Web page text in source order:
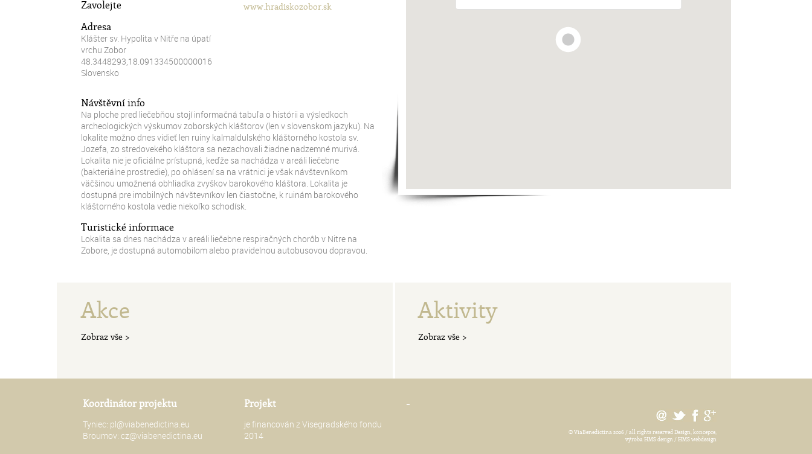
Zavolejte
Adresa
Klášter sv. Hypolita v Nitře na úpatí
vrchu Zobor
48.3448293,18.091334500000016
Slovensko
www.hradiskozobor.sk
Návštěvní info
Na ploche pred liečebňou stojí informačná tabuľa o histórii a výsledkoch
archeologických výskumov zoborských kláštorov (len v slovenskom jazyku). Na
lokalite možno dnes vidieť len ruiny kalmaldulského kláštorného kostola sv.
Jozefa, zo stredovekého kláštora sa nezachovali žiadne nadzemné murivá.
Lokalita nie je oficiálne prístupná, keďže sa nachádza v areáli liečebne
(bakteriálne prostredie), po ohlásení sa na vrátnici je však návštevníkom
väčšinou umožnená obhliadka zvyškov barokového kláštora. Lokalita je
dostupná pre imobilných návštevníkov len čiastočne, k ruinám barokového
kláštorného kostola vedie niekoľko schodísk.
Turistické informace
Lokalita sa dnes nachádza v areáli liečebne respiračných chorôb v Nitre na
Zobore, je dostupná automobilom alebo pravidelnou autobusovou dopravou.
Akce
Zobraz vše >
Aktivity
Zobraz vše >
Koordinátor projektu
Tyniec: pl@viabenedictina.eu
Broumov: cz@viabenedictina.eu
Projekt
je financován z Visegradského fondu
2014
-
© ViaBenedictina 2026 / all rights reserved Design, koncepce,
výroba HMS design / HMS webdesign